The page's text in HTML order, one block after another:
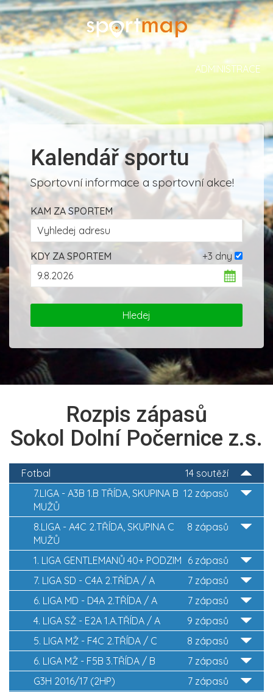
ADMINISTRACE
Kalendář sportu
Sportovní informace a sportovní akce!
KAM ZA SPORTEM
+3 dny
KDY ZA SPORTEM
Rozpis zápasů
Sokol Dolní Počernice z.s.
14 soutěží
Fotbal
12 zápasů
7.LIGA - A3B 1.B TŘÍDA, SKUPINA B
MUŽŮ
8 zápasů
8.LIGA - A4C 2.TŘÍDA, SKUPINA C
MUŽŮ
6 zápasů
1. LIGA GENTLEMANŮ 40+ PODZIM
7 zápasů
7. LIGA SD - C4A 2.TŘÍDA / A
7 zápasů
6. LIGA MD - D4A 2.TŘÍDA / A
9 zápasů
4. LIGA SŽ - E2A 1.A.TŘÍDA / A
8 zápasů
5. LIGA MŽ - F4C 2.TŘÍDA / C
7 zápasů
6. LIGA MŽ - F5B 3.TŘÍDA / B
7 zápasů
G3H 2016/17 (2HP)